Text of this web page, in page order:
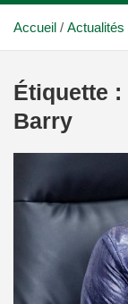
Accueil Actualités
Étiquette :
Barry